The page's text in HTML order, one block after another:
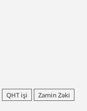
QHT işi Zamin Zəki